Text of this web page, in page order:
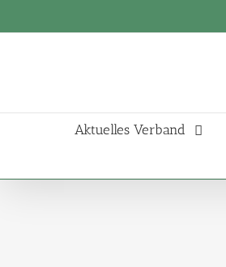
Aktuelles Verband